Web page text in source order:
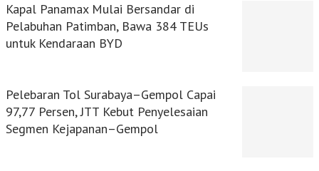
Kapal Panamax Mulai Bersandar di
Pelabuhan Patimban, Bawa 384 TEUs
untuk Kendaraan BYD
Pelebaran Tol Surabaya–Gempol Capai
97,77 Persen, JTT Kebut Penyelesaian
Segmen Kejapanan–Gempol